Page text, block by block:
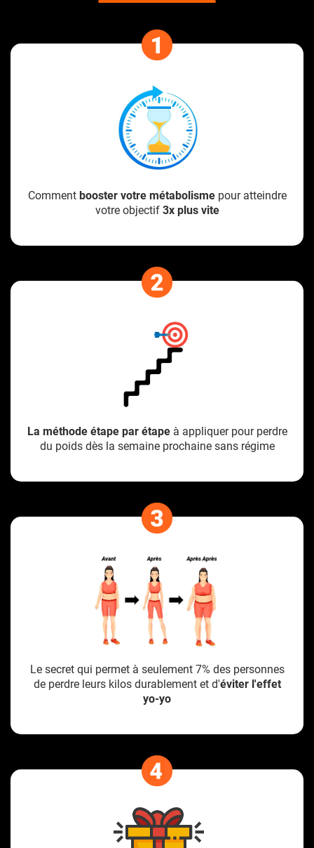
Comment booster votre métabolisme pour atteindre
votre objectif 3x plus vite
La méthode étape par étapeà appliquer pour perdre
du poids dès la semaine prochaine sans régime
Le secret qui permet à seulement 7% des personnes
de perdre leurs kilos durablement et d'éviter l'effet
yo-yo